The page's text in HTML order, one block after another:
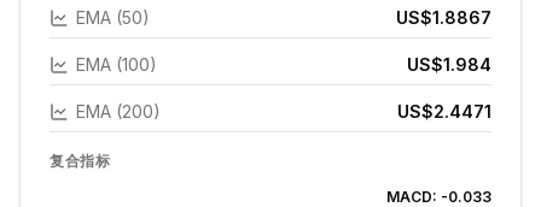
EMA (50) US$1.8867
EMA (100) US$1.984
EMA (200) US$2.4471
复合指标
MACD: -0.033